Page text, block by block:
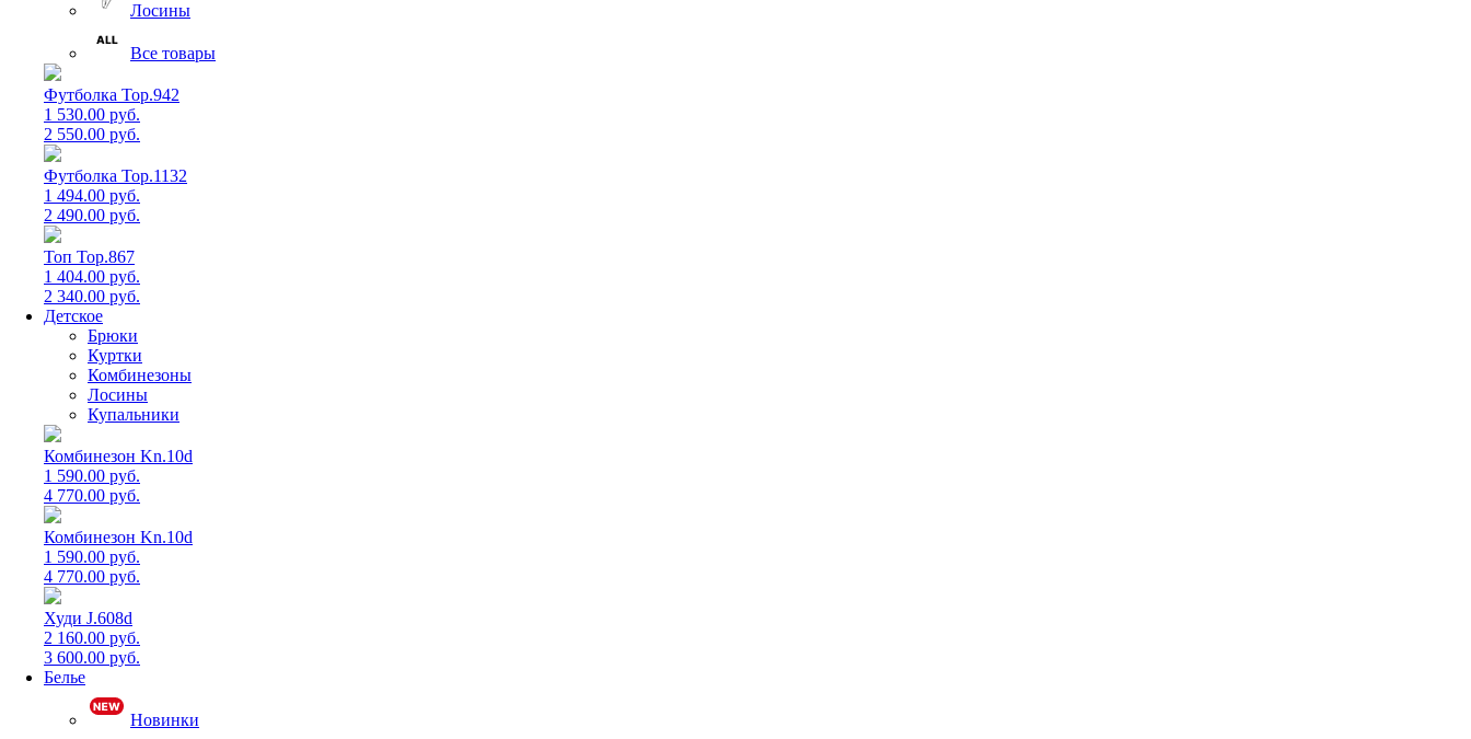
Лосины
Все товары
Футболка Top.942
1 530.00 руб.
2 550.00 руб.
Футболка Top.1132
1 494.00 руб.
2 490.00 руб.
Топ Top.867
1 404.00 руб.
2 340.00 руб.
Детское
Брюки
Куртки
Комбинезоны
Лосины
Купальники
Комбинезон Kn.10d
1 590.00 руб.
4 770.00 руб.
Комбинезон Kn.10d
1 590.00 руб.
4 770.00 руб.
Худи J.608d
2 160.00 руб.
3 600.00 руб.
Белье
Новинки